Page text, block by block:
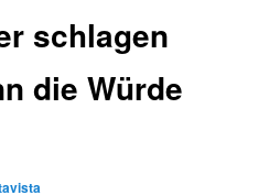
schlagen
die Würde